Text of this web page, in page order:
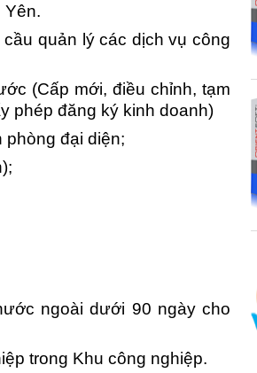
Yên.
quản lý các dịch vụ công
(Cấp mới, điều chỉnh, tạm
phép đăng ký kinh doanh)
phòng đại diện;
ngoài dưới 90 ngày cho
trong Khu công nghiệp.